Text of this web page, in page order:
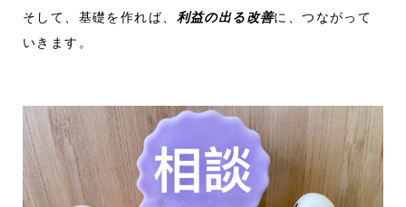
そして、基礎を作れば、 利益の出る改善に、つながって
いきます。